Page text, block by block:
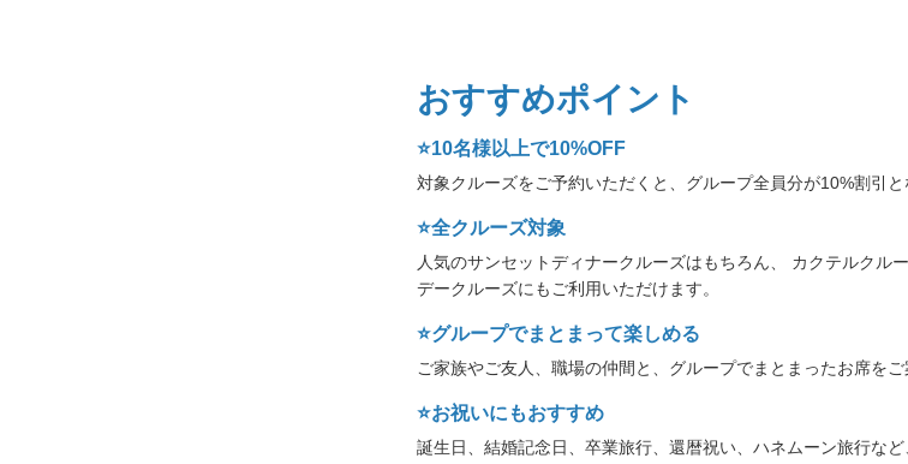
おすすめポイント
⭐️10名様以上で10%OFF
対象クルーズをご予約いただくと、グループ全員分が10%割引と
⭐️全クルーズ対象
人気のサンセットディナークルーズはもちろん、 カクテルクル
デークルーズにもご利用いただけます。
⭐️グループでまとまって楽しめる
ご家族やご友人、職場の仲間と、グループでまとまったお席をご
⭐️お祝いにもおすすめ
誕生日、結婚記念日、卒業旅行、還暦祝い、ハネムーン旅行な